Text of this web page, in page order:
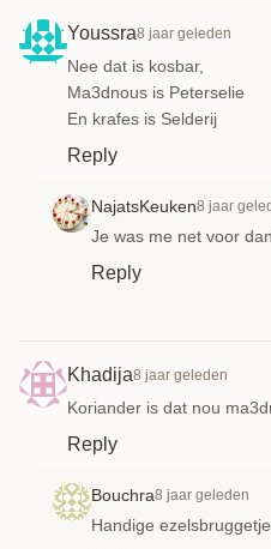
Youssra8 jaar geleden
Nee dat is kosbar,
Ma3dnous is Peterselie
En krafes is Selderij
Reply
NajatsKeuken8 jaar
Je was me net voor
Reply
Khadija8 jaar geleden
Koriander is dat nou
Reply
Bouchra8 jaar geleden
Handige